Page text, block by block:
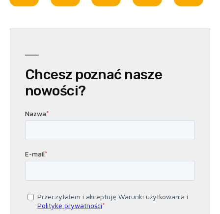
Chcesz poznać nasze
nowości?